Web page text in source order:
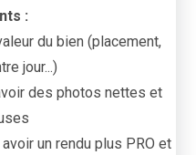
:
du bien (placement,
jour...)
des photos nettes et
un rendu plus PRO et